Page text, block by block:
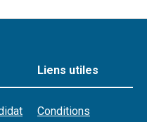
Liens utiles
Conditions